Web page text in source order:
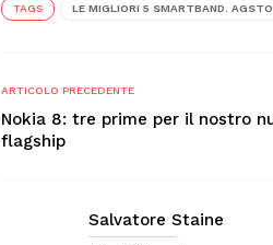
TAGS LE MIGLIORI 5 SMARTBAND.
ARTICOLO PRECEDENTE
Nokia 8: tre prime per il nostro
flagship
Salvatore Staine